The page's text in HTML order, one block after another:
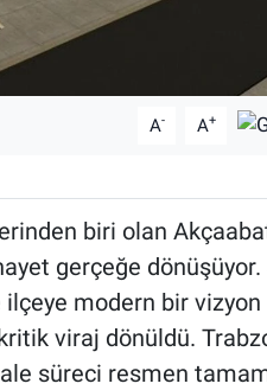
A- A+
biri olan
gerçeğe dönüşüyor.
ilçeye modern bir vizyon
viraj dönüldü.
süreci resmen